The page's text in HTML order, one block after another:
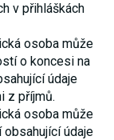
v přihláškách
osoba může
o koncesi na
údaje
z příjmů.
osoba může
údaje